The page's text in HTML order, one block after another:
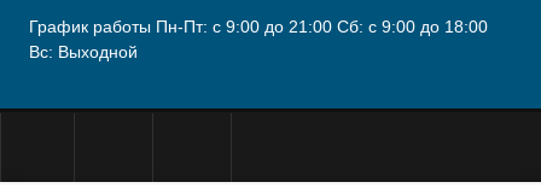
График работы Пн-Пт: с 9:00 до 21:00 Сб: с 9:00 до 18:00
Вс: Выходной